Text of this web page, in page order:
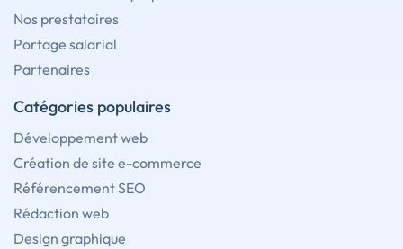
Nos prestataires
Portage salarial
Partenaires
Catégories populaires
Développement web
Création de site e-commerce
Référencement SEO
Rédaction web
Design graphique